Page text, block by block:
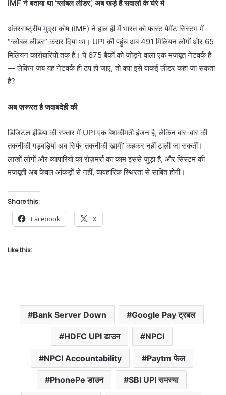
IMF ने बताया था ‘ग्लोबल लीडर’, अब खड़े हैं सवालों के घेरे में
अंतरराष्ट्रीय मुद्रा कोष (IMF) ने हाल ही में भारत को फास्ट पेमेंट सिस्टम में
“ग्लोबल लीडर” करार दिया था। UPI की पहुंच अब 491 मिलियन लोगों और 65
मिलियन कारोबारियों तक है। ये 675 बैंकों को जोड़ने वाला एक मजबूत नेटवर्क है
— लेकिन जब यह नेटवर्क ही ठप हो जाए, तो क्या इसे वाकई लीडर कहा जा सकता
है?
अब ज़रूरत है जवाबदेही की
डिजिटल इंडिया की रफ्तार में UPI एक बेशकीमती इंजन है, लेकिन बार-बार की
तकनीकी गड़बड़ियां अब सिर्फ ‘तकनीकी खामी’ कहकर नहीं टाली जा सकतीं।
लाखों लोगों और व्यापारियों का रोज़मर्रा का काम इससे जुड़ा है, और सिस्टम की
मजबूती अब केवल आंकड़ों से नहीं, व्यवहारिक स्थिरता से साबित होगी।
Share this:
Facebook X
Like this:
Bank Server Down Google Pay ट्रबल
HDFC UPI डाउन NPCI
NPCI Accountability Paytm फेल
PhonePe डाउन SBI UPI समस्या